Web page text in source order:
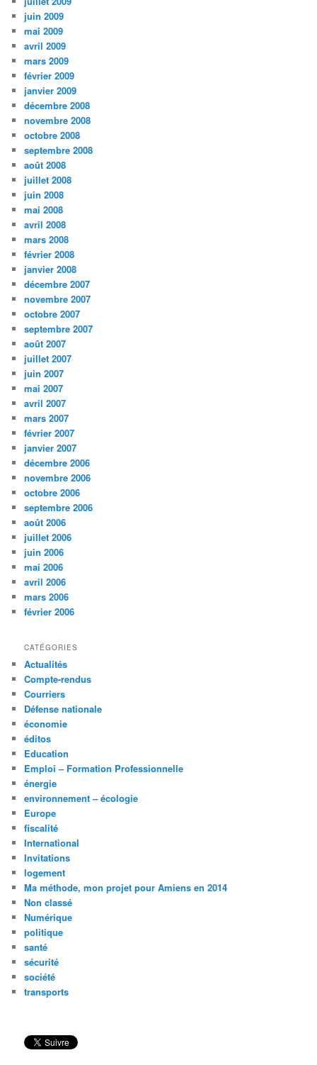
juin 2009
mai 2009
avril 2009
mars 2009
février 2009
janvier 2009
décembre 2008
novembre 2008
octobre 2008
septembre 2008
août 2008
juillet 2008
juin 2008
mai 2008
avril 2008
mars 2008
février 2008
janvier 2008
décembre 2007
novembre 2007
octobre 2007
septembre 2007
août 2007
juillet 2007
juin 2007
mai 2007
avril 2007
mars 2007
février 2007
janvier 2007
décembre 2006
novembre 2006
octobre 2006
septembre 2006
août 2006
juillet 2006
juin 2006
mai 2006
avril 2006
mars 2006
février 2006
CATÉGORIES
Actualités
Compte-rendus
Courriers
Défense nationale
économie
éditos
Education
Emploi – Formation Professionnelle
énergie
environnement – écologie
Europe
fiscalité
International
Invitations
logement
Ma méthode, mon projet pour Amiens en 2014
Non classé
Numérique
politique
santé
sécurité
société
transports